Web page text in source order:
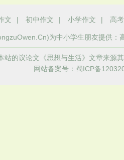
文 | 初中作文 | 小学作文 | 高
为中小学生朋友提供
站的议论文《思想与生活》文章来源
网站备案号：蜀ICP备